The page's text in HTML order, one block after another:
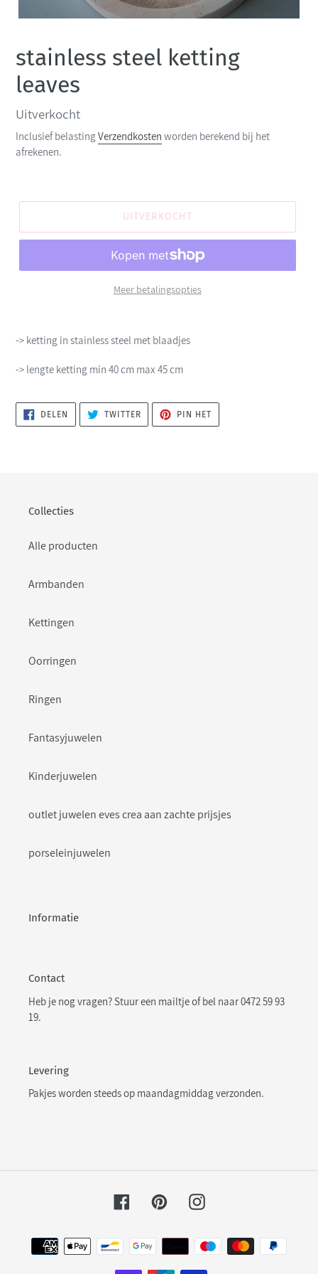
stainless steel ketting
leaves
Normale
prijs
Uitverkocht
Inclusief belastingVerzendkosten worden berekend bij het
afrekenen.
UITVERKOCHT
Meer betalingsopties
-> ketting in stainless steel met blaadjes
-> lengte ketting min 40 cm max 45 cm
DELEN
DELEN
FACEBOOK
TWITTERTWITTEREN
TWITTER
PIN HET
PINTEREST
Collecties
Alle producten
Armbanden
Kettingen
Oorringen
Ringen
Fantasyjuwelen
Kinderjuwelen
outlet juwelen eves crea aan zachte prijsjes
porseleinjuwelen
Informatie
Contact
Heb je nog vragen? Stuur een mailtjeof bel naar 0472 59 93
19.
Levering
Pakjes worden steeds op maandagmiddag verzonden.
FacebookPinterestInstagram
Betaalmethoden